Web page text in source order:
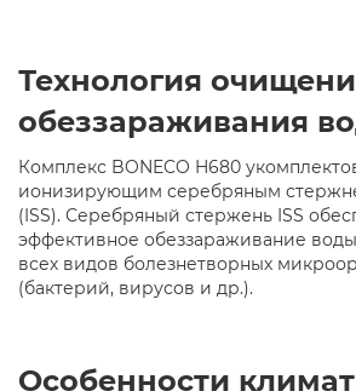
Технология
обеззараживания
Комплекс BONECO H680
ионизирующим серебряным
(ISS). Серебряный стержень ISS
эффективное обеззараживание
всех видов болезнетворных
(бактерий, вирусов и др.).
Особенности